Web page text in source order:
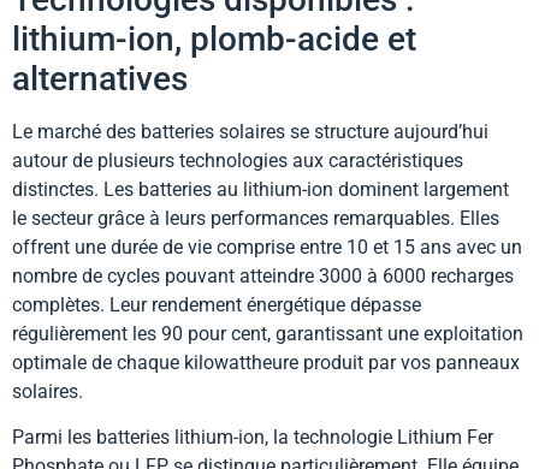
lithium-ion, plomb-acide et
alternatives
Le marché des batteries solaires se structure aujourd’hui
autour de plusieurs technologies aux caractéristiques
distinctes. Les batteries au lithium-ion dominent largement
le secteur grâce à leurs performances remarquables. Elles
offrent une durée de vie comprise entre 10 et 15 ans avec un
nombre de cycles pouvant atteindre 3000 à 6000 recharges
complètes. Leur rendement énergétique dépasse
régulièrement les 90 pour cent, garantissant une exploitation
optimale de chaque kilowattheure produit par vos panneaux
solaires.
Parmi les batteries lithium-ion, la technologie Lithium Fer